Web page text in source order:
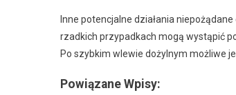
Inne potencjalne działania
rzadkich przypadkach mogą wystąpić
Po szybkim wlewie dożylnym możliwe
Powiązane Wpisy: